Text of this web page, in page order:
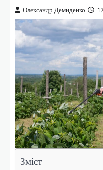
Олександр Демиденко
Зміст